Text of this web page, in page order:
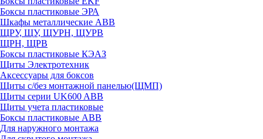
Боксы пластиковые ЭРА
Шкафы металлические ABB
ЩРУ, ЩУ, ЩУРН, ЩУРВ
ЩРН, ЩРВ
Боксы пластиковые КЭАЗ
Щиты Электротехник
Аксессуары для боксов
Щиты с/без монтажной панелью(ЩМП)
Щиты серии UK600 ABB
Щиты учета пластиковые
Боксы пластиковые ABB
Для наружного монтажа